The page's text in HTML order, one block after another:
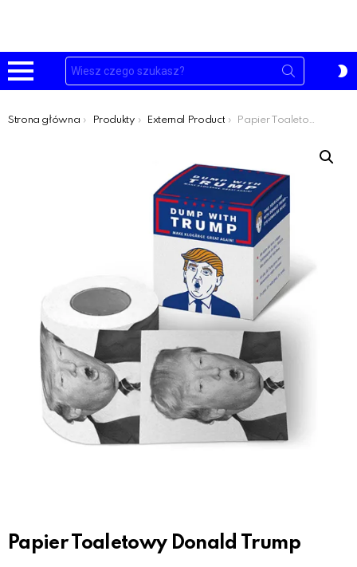
Menu
Szukaj:
Jesteś tutaj:
Strona główna Produkty External Product Papier Toaletowy Donald Trump
Papier Toaletowy Donald Trump